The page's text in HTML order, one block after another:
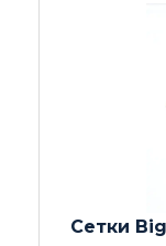
Напас